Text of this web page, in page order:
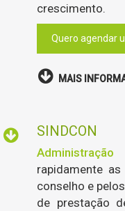
crescimento.
Quero agendar
MAIS
SINDCON
rapidamente
conselho e
de prestação